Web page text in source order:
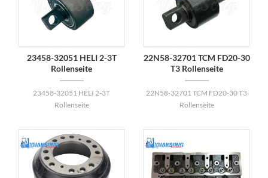
23458-32051 HELI 2-3T
Rollenseite
23458-32051 HELI 2-3T
Rollenseite
22N58-32701 TCM FD20-30
T3 Rollenseite
22N58-32701 TCM FD20-30 T3
Rollenseite